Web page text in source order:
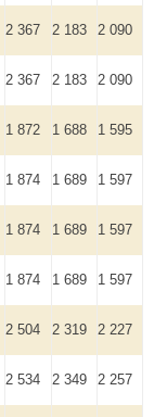
2 367 2 183 2 090
2 367 2 183 2 090
1 872 1 688 1 595
1 874 1 689 1 597
1 874 1 689 1 597
1 874 1 689 1 597
2 504 2 319 2 227
2 534 2 349 2 257